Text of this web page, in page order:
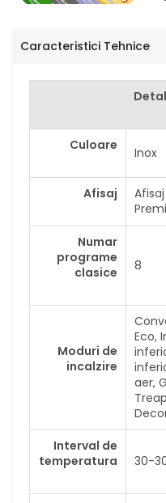
Caracteristici Tehnice
Culoare Inox
Afisaj
Numar
programe
clasice
8
Moduri de
incalzire
Eco,
aer,
Interval de
temperatura
30-